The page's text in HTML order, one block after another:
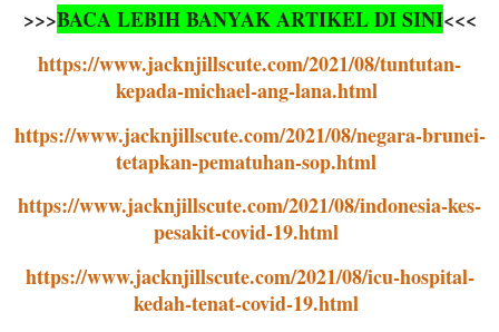
>>>BACA LEBIH BANYAK ARTIKEL DI SINI<<<
https://www.jacknjillscute.com/2021/08/tuntutan-
kepada-michael-ang-lana.html
https://www.jacknjillscute.com/2021/08/negara-brunei-
tetapkan-pematuhan-sop.html
https://www.jacknjillscute.com/2021/08/indonesia-kes-
pesakit-covid-19.html
https://www.jacknjillscute.com/2021/08/icu-hospital-
kedah-tenat-covid-19.html